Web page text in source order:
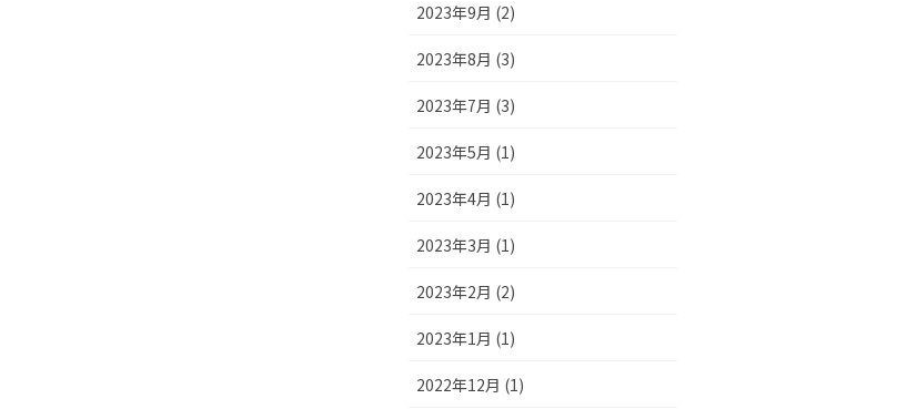
2023年9月 (2)
2023年8月 (3)
2023年7月 (3)
2023年5月 (1)
2023年4月 (1)
2023年3月 (1)
2023年2月 (2)
2023年1月 (1)
2022年12月 (1)